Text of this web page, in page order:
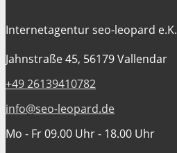
Internetagentur seo-leopard e.K.
Jahnstraße 45, 56179 Vallendar
+49 26139410782
info@seo-leopard.de
Mo - Fr 09.00 Uhr - 18.00 Uhr